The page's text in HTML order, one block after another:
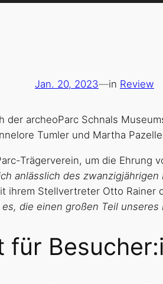
Jan. 20, 2023—in Review
der archeoParc Schnals
Tumler und Martha
Trägerverein, um die Ehrung
anlässlich des
ihrem Stellvertreter Otto
es, die einen großen Teil unseres
für